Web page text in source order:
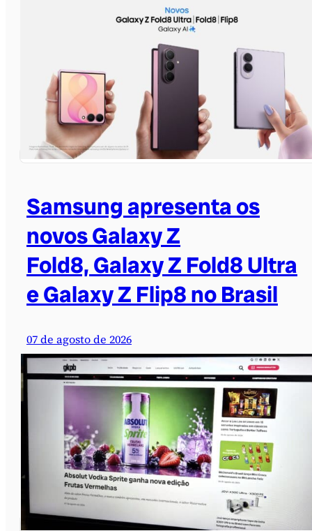
Samsung apresenta os
novos Galaxy Z
Fold8, Galaxy Z Fold8 Ultra
e Galaxy Z Flip8 no Brasil
07 de agosto de 2026